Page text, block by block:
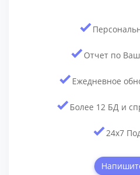
Отчет по
Ежедневное
Более 12 БД и
24x7